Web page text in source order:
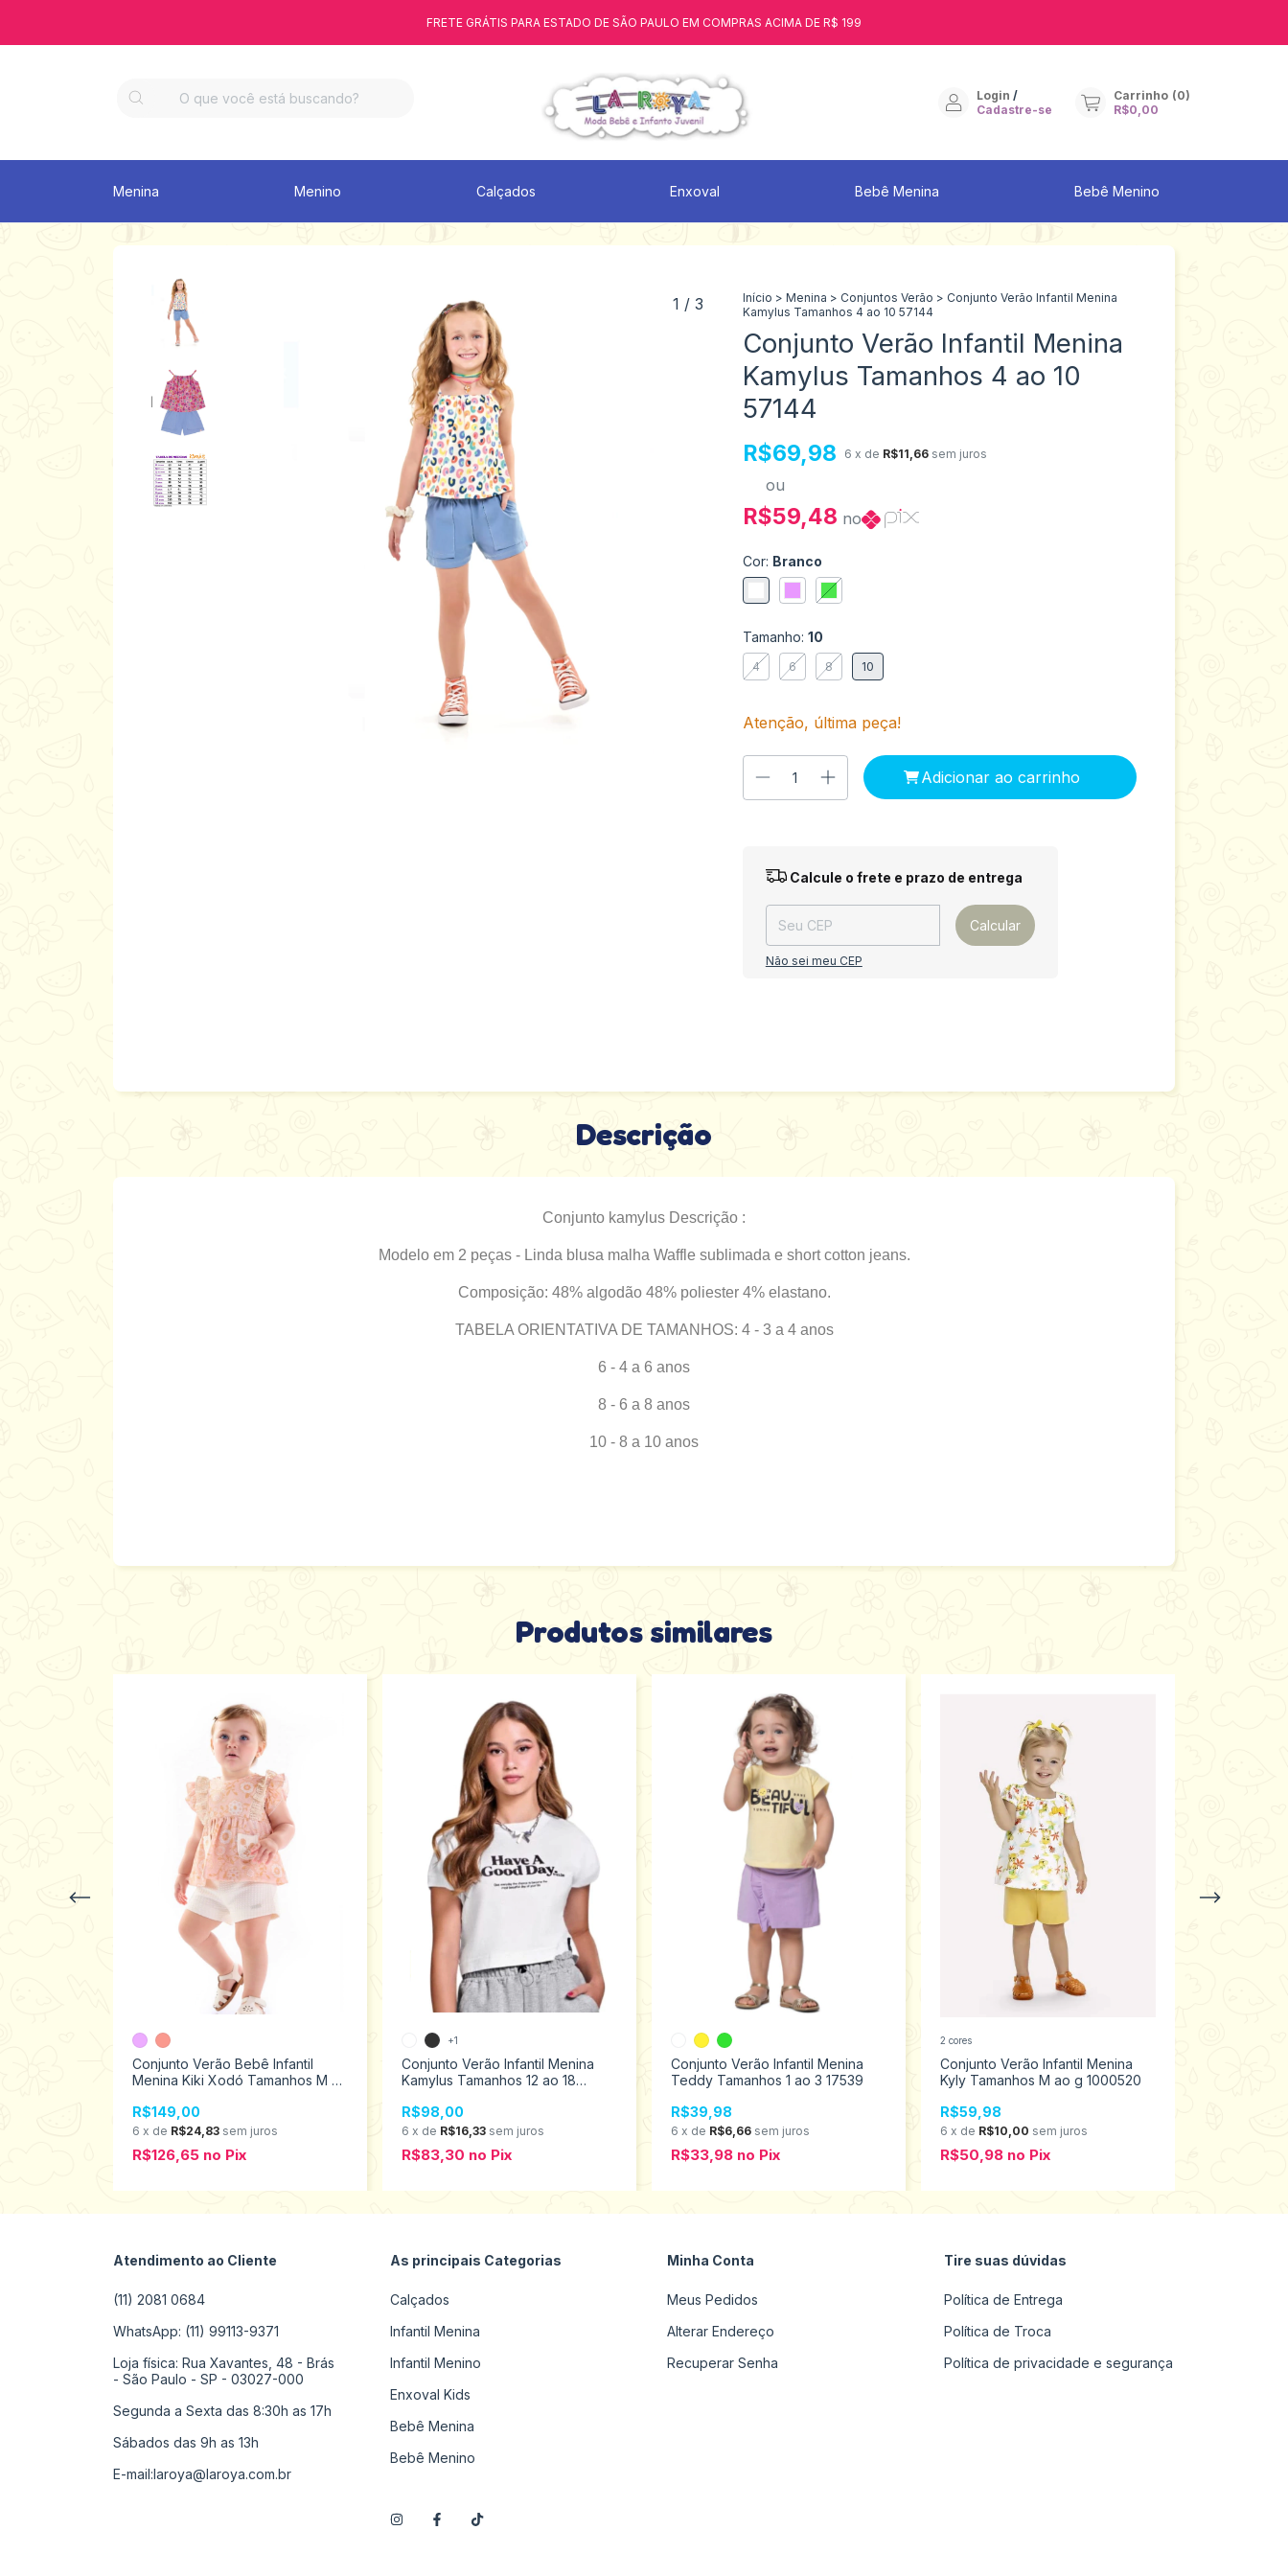
FRETE GRÁTIS PARA ESTADO DE SÃO PAULO EM COMPRAS ACIMA DE R$ 199
Login /
Cadastre-se
Carrinho (0)
R$0,00
Menina Menino Calçados Enxoval Bebê Menina Bebê Menino
1 / 3 Início > Menina > Conjuntos Verão > Conjunto Verão Infantil Menina
Kamylus Tamanhos 4 ao 10 57144
Conjunto Verão Infantil Menina
Kamylus Tamanhos 4 ao 10
57144
R$69,98 6 x de R$11,66 sem juros
ou
R$59,48 no
Cor: Branco
Tamanho: 10
4 6 8 10
Atenção, última peça!
Entregas para o CEP: Alterar CEP
Calcule o frete e prazo de entrega
Calcular
Não sei meu CEP
Descrição
Conjunto kamylus Descrição :
Modelo em 2 peças - Linda blusa malha Waffle sublimada e short cotton jeans.
Composição: 48% algodão 48% poliester 4% elastano.
TABELA ORIENTATIVA DE TAMANHOS: 4 - 3 a 4 anos
6 - 4 a 6 anos
8 - 6 a 8 anos
10 - 8 a 10 anos
Produtos similares
Conjunto Verão Bebê Infantil
Menina Kiki Xodó Tamanhos M ao
R$149,00
6 x de R$24,83 sem juros
R$126,65 no Pix
Conjunto Verão Infantil Menina
Kamylus Tamanhos 12 ao 18
R$98,00
6 x de R$16,33 sem juros
R$83,30 no Pix
+1
Conjunto Verão Infantil Menina
Teddy Tamanhos 1 ao 3 17539
R$39,98
6 x de R$6,66 sem juros
R$33,98 no Pix
Conjunto Verão Infantil Menina
Kyly Tamanhos M ao g 1000520
R$59,98
6 x de R$10,00 sem juros
R$50,98 no Pix
2 cores
Atendimento ao Cliente
(11) 2081 0684
WhatsApp: (11) 99113-9371
Loja física: Rua Xavantes, 48 - Brás
- São Paulo - SP - 03027-000
Segunda a Sexta das 8:30h as 17h
Sábados das 9h as 13h
E-mail:laroya@laroya.com.br
As principais Categorias
Calçados
Infantil Menina
Infantil Menino
Enxoval Kids
Bebê Menina
Bebê Menino
Minha Conta
Meus Pedidos
Alterar Endereço
Recuperar Senha
Tire suas dúvidas
Política de Entrega
Política de Troca
Política de privacidade e segurança